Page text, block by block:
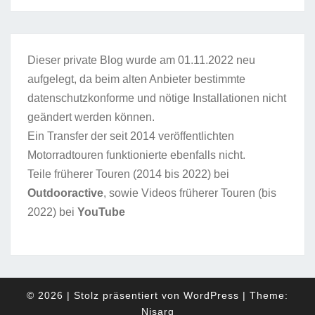
Dieser private Blog wurde am 01.11.2022 neu
aufgelegt, da beim alten Anbieter bestimmte
datenschutzkonforme und nötige Installationen nicht
geändert werden können.
Ein Transfer der seit 2014 veröffentlichten
Motorradtouren funktionierte ebenfalls nicht.
Teile früherer Touren (2014 bis 2022) bei
Outdooractive, sowie Videos früherer Touren (bis
2022) bei YouTube
© 2026 | Stolz präsentiert von WordPress | Theme:
Nisarg